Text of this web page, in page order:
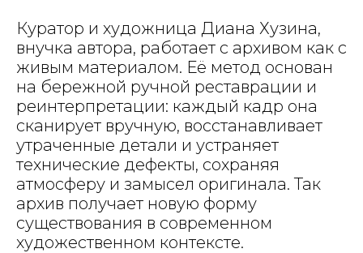
Куратор и художница Диана Хузина,
внучка автора, работает с архивом как с
живым материалом. Её метод основан
на бережной ручной реставрации и
реинтерпретации: каждый кадр она
сканирует вручную, восстанавливает
утраченные детали и устраняет
технические дефекты, сохраняя
атмосферу и замысел оригинала. Так
архив получает новую форму
существования в современном
художественном контексте.